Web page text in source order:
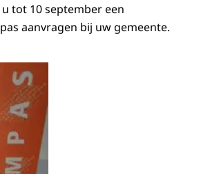
tot 10 september een
aanvragen bij uw gemeente.